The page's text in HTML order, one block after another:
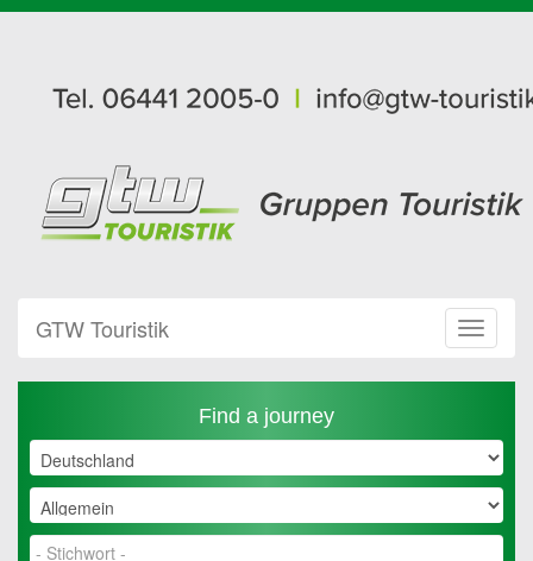
Toggle
GTW Touristik
Find a journey